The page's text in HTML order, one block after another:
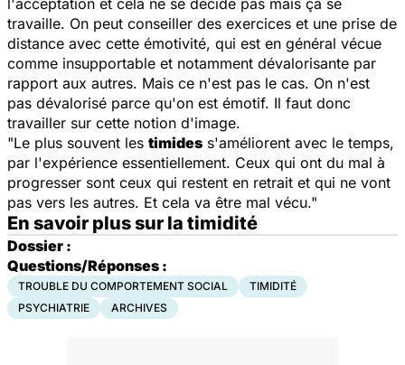
travaille. On peut conseiller des exercices et une prise de
distance avec cette émotivité, qui est en général vécue
comme insupportable et notamment dévalorisante par
rapport aux autres. Mais ce n'est pas le cas. On n'est
pas dévalorisé parce qu'on est émotif. Il faut donc
travailler sur cette notion d'image.
"Le plus souvent les timides s'améliorent avec le temps,
par l'expérience essentiellement. Ceux qui ont du mal à
progresser sont ceux qui restent en retrait et qui ne vont
pas vers les autres. Et cela va être mal vécu."
En savoir plus sur la timidité
Dossier :
Questions/Réponses :
TROUBLE DU COMPORTEMENT SOCIAL
TIMIDITÉ
PSYCHIATRIE
ARCHIVES